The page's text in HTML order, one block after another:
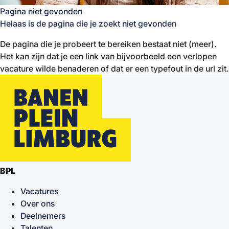
Pagina niet gevonden
Helaas is de pagina die je zoekt niet gevonden
De pagina die je probeert te bereiken bestaat niet (meer).
Het kan zijn dat je een link van bijvoorbeeld een verlopen
vacature wilde benaderen of dat er een typefout in de url zit.
BPL
Vacatures
Over ons
Deelnemers